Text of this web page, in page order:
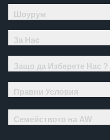
Шоурум
За Нас
Защо да Изберете Нас ?
Правни Условия
Семейството на AW